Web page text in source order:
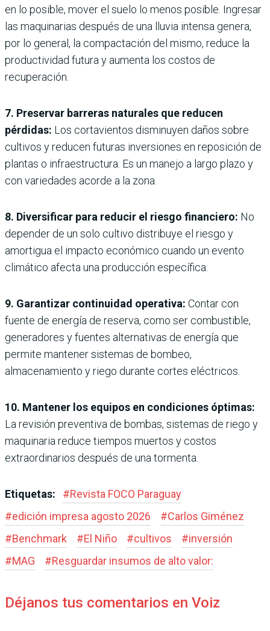
en lo posible, mover el suelo lo menos posible. Ingresar
las maquinarias después de una lluvia intensa genera,
por lo general, la compactación del mismo, reduce la
productividad futura y aumenta los costos de
recuperación.
7. Preservar barreras naturales que reducen
pérdidas: Los cortavientos disminuyen daños sobre
cultivos y reducen futuras inversiones en reposición de
plantas o infraestructura. Es un manejo a largo plazo y
con variedades acorde a la zona.
8. Diversificar para reducir el riesgo financiero: No
depender de un solo cultivo distribuye el riesgo y
amortigua el impacto económico cuando un evento
climático afecta una producción específica.
9. Garantizar continuidad operativa: Contar con
fuente de energía de reserva, como ser combustible,
generadores y fuentes alternativas de energía que
permite mantener sistemas de bombeo,
almacenamiento y riego durante cortes eléctricos.
10. Mantener los equipos en condiciones óptimas:
La revisión preventiva de bombas, sistemas de riego y
maquinaria reduce tiempos muertos y costos
extraordinarios después de una tormenta.
Etiquetas: #Revista FOCO Paraguay
#edición impresa agosto 2026 #Carlos Giménez
#Benchmark #El Niño #cultivos #inversión
#MAG #Resguardar insumos de alto valor:
Déjanos tus comentarios en Voiz